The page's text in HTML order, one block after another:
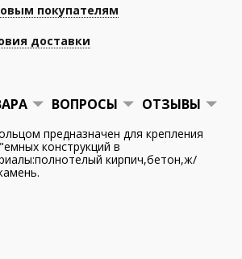
покупателям
доставки
ВОПРОСЫ ОТЗЫВЫ
предназначен для крепления
конструкций в
кирпич,бетон,ж/